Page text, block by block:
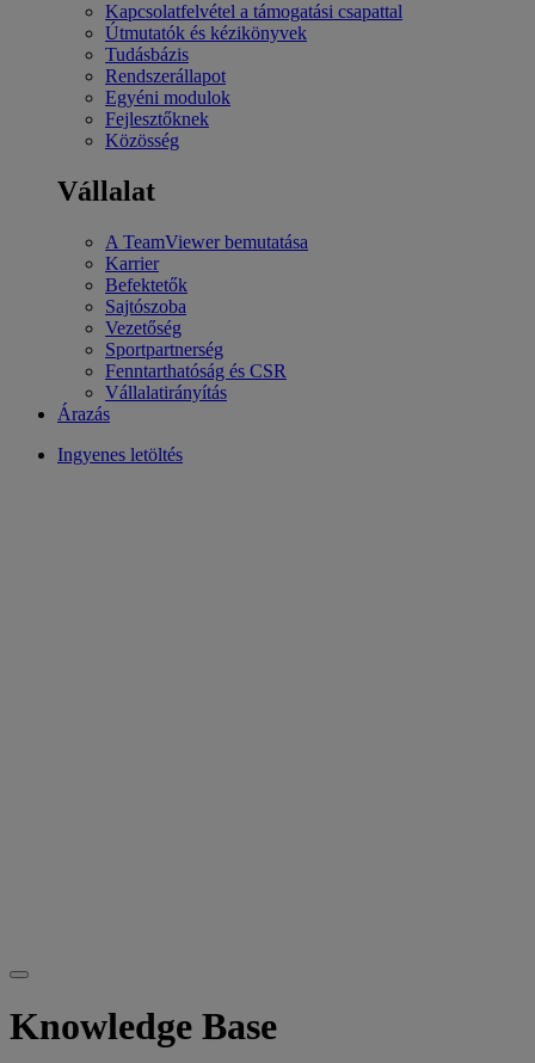
Kapcsolatfelvétel a támogatási csapattal
Útmutatók és kézikönyvek
Tudásbázis
Rendszerállapot
Egyéni modulok
Fejlesztőknek
Közösség
Vállalat
A TeamViewer bemutatása
Karrier
Befektetők
Sajtószoba
Vezetőség
Sportpartnerség
Fenntarthatóság és CSR
Vállalatirányítás
Árazás
Ingyenes letöltés
Knowledge Base